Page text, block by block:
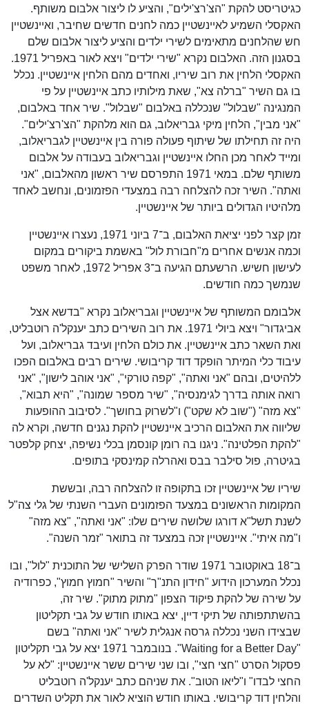
כגיטריסט להקת "הצ'רצ'ילים", והציע לו ליצור אלבום משותף.
האקסלי השמיע לאיינשטיין כמה לחנים חדשים שחיבר, ואיינשטיין
חש שהלחנים מתאימים לשירי ילדים והציע ליצור אלבום שלם
בסגנון הזה. האלבום נקרא "שירי ילדים" ויצא לאור באפריל 1971.
האקסלי הלחין את רוב שיריו, ואחדים מהם הלחין איינשטיין. נכלל
בו גם השיר "ברלה צא", שאת מילותיו כתב איינשטיין על פי
המנגינה "שבלול" שנכללה באלבום "שבלול". שיר אחד באלבום,
"אני מבין", הלחין מיקי גבריאלוב, גם הוא מלהקת "הצ'רצ'ילים".
היה זה תחילתו של שיתוף פעולה פורה בין איינשטיין לגבריאלוב,
ומייד לאחר מכן החלו איינשטיין וגבריאלוב בעבודה על אלבום
משותף שלם. במאי 1971 התפרסם שיר ראשון מהאלבום, "אני
ואתה". השיר זכה להצלחה רבה במצעדי הפזמונים, ונחשב לאחד
מלהיטיו הגדולים ביותר של איינשטיין.
זמן קצר לפני יציאת האלבום, ב־7 ביוני 1971, נעצרו איינשטיין
וכמה אנשים אחרים מ"חבורת לול" באשמת ביקורים במקום
לעישון חשיש. הרשעתם הגיעה ב־3 אפריל 1972, לאחר משפט
שנמשך כמה חודשים.
אלבומם המשותף של איינשטיין וגבריאלוב נקרא "בדשא אצל
אביגדור" ויצא ביולי 1971. את רוב השירים כתב יענקל'ה רוטבליט,
ואת השאר כתב איינשטיין. את כולם הלחין ועיבד גבריאלוב, ועל
עיבוד כלי המיתר הופקד דוד קריבושי. שירים רבים באלבום הפכו
ללהיטים, ובהם "אני ואתה", "קפה טורקי", "אני אוהב לישון", "אני
רואה אותה בדרך לגימנסיה", "שיר מספר שמונה", "היא תבוא",
"צא מזה" ("שוב לא שקט") ו"לשרוק בחושך". לסיבוב ההופעות
שליווה את האלבום הרכיב איינשטיין להקת נגנים חדשה, וקרא לה
"להקת הפלטינה". ניגנו בה רומן קונסמן בכלי נשיפה, יצחק קלפטר
בגיטרה, פול סילבר בבס ואהרלה קמינסקי בתופים.
שיריו של איינשטיין זכו בתקופה זו להצלחה רבה, ובששת
המקומות הראשונים במצעד הפזמונים העברי השנתי של גלי צה"ל
לשנת תשל"א דורגו שלושה שירים שלו: "אני ואתה", "צא מזה"
ו"מה איתי". איינשטיין זכה במצעד זה בתואר "זמר השנה".
ב־18 באוקטובר 1971 שודר הפרק השלישי של התוכנית "לול", ובו
נכלל המערכון הידוע "חידון התנ"ך" והשיר "חמוץ חמוץ", כפרודיה
על שירה של להקת פיקוד הצפון "מתוק מתוק". שיר זה,
בהשתתפותה של תיקי דיין, יצא באותו חודש על גבי תקליטון
שבצידו השני נכללה גרסה אנגלית לשיר "אני ואתה" בשם
"Waiting for a Better Day". בנובמבר 1971 יצא על גבי תקליטון
פסקול הסרט "חצי חצי", ובו שני שירים ששר איינשטיין: "לא על
החצי לבדו" ו"ליאו הטוב". את שניהם כתב יענקל'ה רוטבליט
והלחין דוד קריבושי. באותו חודש הוציא לאור את תקליט השדרים